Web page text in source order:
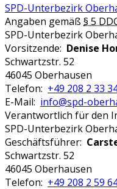
SPD-Unterbezirk
Angaben gemäß § 5
SPD-Unterbezirk
Vorsitzende: Denise
Schwartzstr. 52
46045 Oberhausen
Telefon: +49 208 2 33
E-Mail: info@spd-
Verantwortlich für den
SPD-Unterbezirk
Geschäftsführer:
Schwartzstr. 52
46045 Oberhausen
Telefon: +49 208 2 59